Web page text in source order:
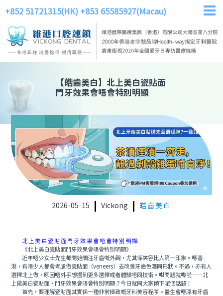
+852 51721315(HK) +853 65585927(Macau)
【皓齒美白】 北上美白瓷貼面
門牙效果會唔會特別明顯
2026-05-15 Vickong 皓齒美白
北上美白瓷貼面門牙效果會唔會特別明顯
《北上美白瓷貼面門牙效果會唔會特別明顯》
近年唔少女士先生都開始關注牙齒嘅外觀，尤其係笑容比人第一印象。喺香
港，有唔少人都會考慮做瓷貼面（veneers）去改善牙齒色澤同形狀。不過，亦有人
選擇北上做，原因唔外乎想揾到更多選擇或者體驗唔同技術。咁問題就嚟啦——北
上做美白瓷貼面，門牙效果會唔會特別明顯？今日就同大家傾下呢個話題！
首先，要理解瓷貼面其實係一種非常細致嘅牙科美容程序。醫生會喺原有牙齒